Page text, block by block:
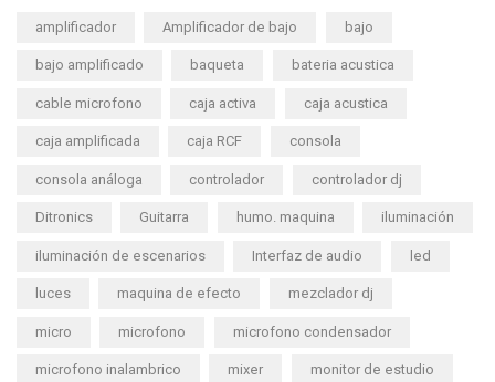
amplificador Amplificador de bajo bajo
bajo amplificado baqueta bateria acustica
cable microfono caja activa caja acustica
caja amplificada caja RCF consola
consola análoga controlador controlador dj
Ditronics Guitarra humo. maquina iluminación
iluminación de escenarios Interfaz de audio led
luces maquina de efecto mezclador dj
micro microfono microfono condensador
microfono inalambrico mixer monitor de estudio